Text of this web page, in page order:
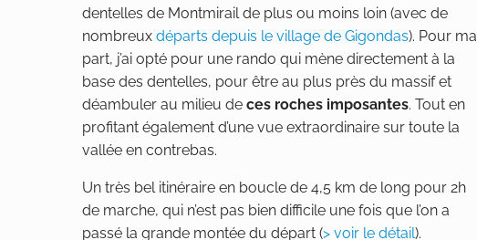
dentelles de Montmirail de plus ou moins loin (avec de
nombreux départs depuis le village de Gigondas). Pour ma
part, j’ai opté pour une rando qui mène directement à la
base des dentelles, pour être au plus près du massif et
déambuler au milieu de ces roches imposantes. Tout en
profitant également d’une vue extraordinaire sur toute la
vallée en contrebas.
Un très bel itinéraire en boucle de 4,5 km de long pour 2h
de marche, qui n’est pas bien difficile une fois que l’on a
passé la grande montée du départ (> voir le détail).